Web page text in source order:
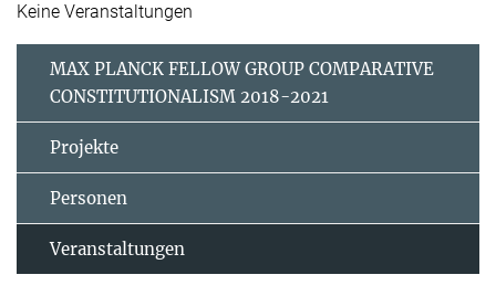
Keine Veranstaltungen
MAX PLANCK FELLOW GROUP COMPARATIVE
CONSTITUTIONALISM 2018-2021
Projekte
Personen
Veranstaltungen